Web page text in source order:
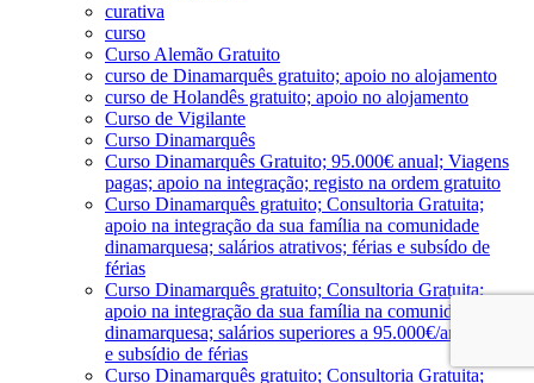
curativa
curso
Curso Alemão Gratuito
curso de Dinamarquês gratuito; apoio no alojamento
curso de Holandês gratuito; apoio no alojamento
Curso de Vigilante
Curso Dinamarquês
Curso Dinamarquês Gratuito; 95.000€ anual; Viagens
pagas; apoio na integração; registo na ordem gratuito
Curso Dinamarquês gratuito; Consultoria Gratuita;
apoio na integração da sua família na comunidade
dinamarquesa; salários atrativos; férias e subsído de
férias
Curso Dinamarquês gratuito; Consultoria Gratuita;
apoio na integração da sua família na comunidade
dinamarquesa; salários superiores a 95.000€/ano; férias
e subsídio de férias
Curso Dinamarquês gratuito; Consultoria Gratuita;